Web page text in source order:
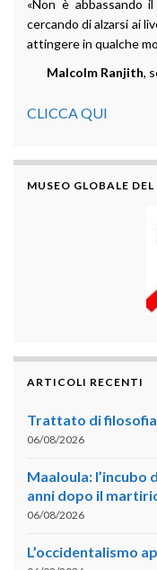
«Non è abbassando
cercando di alzarsi ai
attingere in qualche
Malcolm Ranjith,
CLICCA QUI
MUSEO GLOBALE
ARTICOLI RECENTI
Trattato di filosofia
06/08/2026
Maaloula:
anni dopo il
06/08/2026
L’occidentalismo